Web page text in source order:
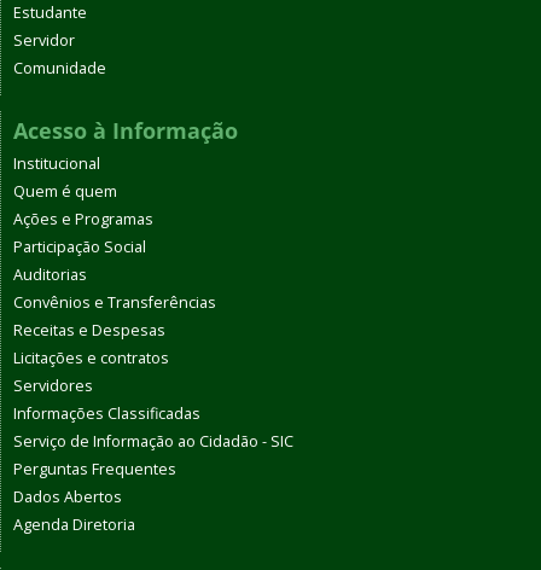
Estudante
Servidor
Comunidade
Acesso à Informação
Institucional
Quem é quem
Ações e Programas
Participação Social
Auditorias
Convênios e Transferências
Receitas e Despesas
Licitações e contratos
Servidores
Informações Classificadas
Serviço de Informação ao Cidadão - SIC
Perguntas Frequentes
Dados Abertos
Agenda Diretoria